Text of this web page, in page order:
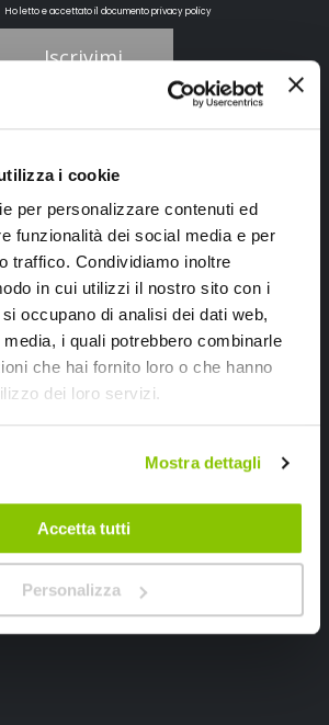
i cookie
per personalizzare contenuti ed
funzionalità dei social media e per
traffico. Condividiamo inoltre
in cui utilizzi il nostro sito con i
occupano di analisi dei dati web,
i quali potrebbero combinarle
che hai fornito loro o che hanno
dei loro servizi.
Mostra dettagli
Accetta tutti
Personalizza
Ho letto e accettato il documentoprivacy policy
Iscrivimi